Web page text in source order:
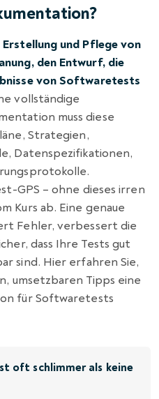
und Pflege von
den Entwurf, die
von Softwaretests
vollständige
muss diese
Strategien,
Datenspezifikationen,
GPS – ohne dieses irren
Kurs ab. Eine genaue
Fehler, verbessert die
dass Ihre Tests gut
sind. Hier erfahren Sie,
umsetzbaren Tipps eine
für Softwaretests
oft schlimmer als keine